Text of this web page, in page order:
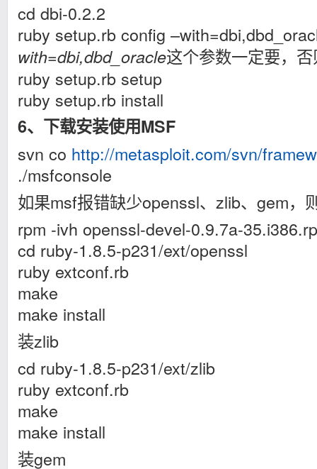
cd dbi-0.2.2
ruby setup.rb config
with=dbi,dbd_oracle这个参数一定要，
ruby setup.rb setup
ruby setup.rb install
6、下载安装使用MSF
svn co http://metasploit.com/svn/
./msfconsole
如果msf报错缺少openssl、zlib、gem，
rpm -ivh openssl-devel-0.9.7a-
cd ruby-1.8.5-p231/ext/openssl
ruby extconf.rb
make
make install
装zlib
cd ruby-1.8.5-p231/ext/zlib
ruby extconf.rb
make
make install
装gem